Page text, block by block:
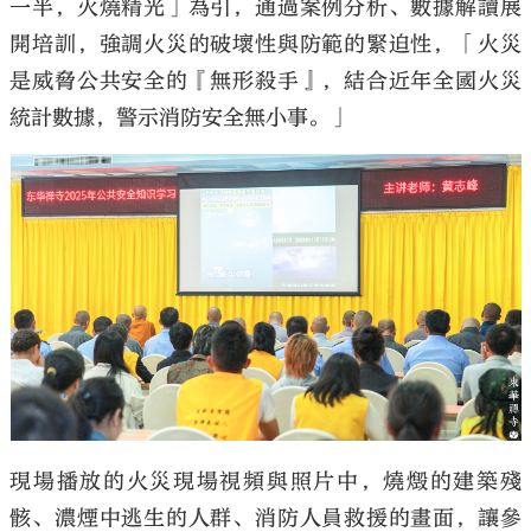
一半，火燒精光」為引，通過案例分析、數據解讀展
開培訓，強調火災的破壞性與防範的緊迫性，「火災
是威脅公共安全的『無形殺手』，結合近年全國火災
統計數據，警示消防安全無小事。」
現場播放的火災現場視頻與照片中，燒燬的建築殘
骸、濃煙中逃生的人群、消防人員救援的畫面，讓參